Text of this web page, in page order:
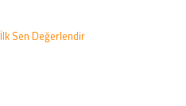
İlk Sen Değerlendir